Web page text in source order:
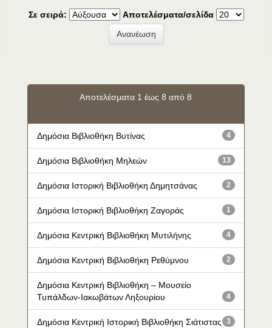
Σε σειρά: Αποτελέσματα/σελίδα
Αποτελέσματα 1 έως 8 από 8
Δημόσια Βιβλιοθήκη Βυτίνας 4
Δημόσια Βιβλιοθήκη Μηλεών 13
Δημόσια Ιστορική Βιβλιοθήκη Δημητσάνας 2
Δημόσια Ιστορική Βιβλιοθήκη Ζαγοράς 1
Δημόσια Κεντρική Βιβλιοθήκη Μυτιλήνης 4
Δημόσια Κεντρική Βιβλιοθήκη Ρεθύμνου 2
Δημόσια Κεντρική Βιβλιοθήκη – Μουσείο
Τυπάλδων-Ιακωβάτων Ληξουρίου
4
Δημόσια Κεντρική Ιστορική Βιβλιοθήκη Σιάτιστας 3